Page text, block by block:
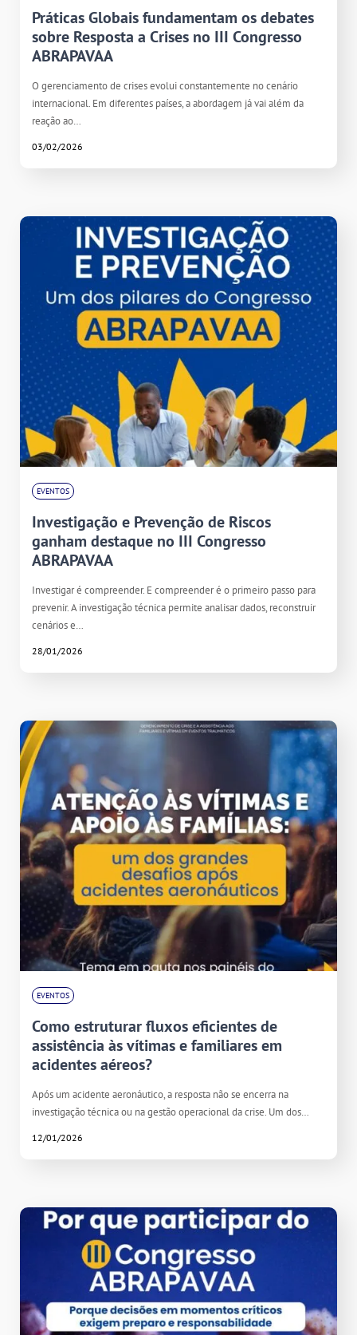
Práticas Globais fundamentam os debates
sobre Resposta a Crises no III Congresso
ABRAPAVAA
O gerenciamento de crises evolui constantemente no cenário
internacional. Em diferentes países, a abordagem já vai além da
reação ao…
03/02/2026
EVENTOS
Investigação e Prevenção de Riscos
ganham destaque no III Congresso
ABRAPAVAA
Investigar é compreender. E compreender é o primeiro passo para
prevenir. A investigação técnica permite analisar dados, reconstruir
cenários e…
28/01/2026
EVENTOS
Como estruturar fluxos eficientes de
assistência às vítimas e familiares em
acidentes aéreos?
Após um acidente aeronáutico, a resposta não se encerra na
investigação técnica ou na gestão operacional da crise. Um dos…
12/01/2026